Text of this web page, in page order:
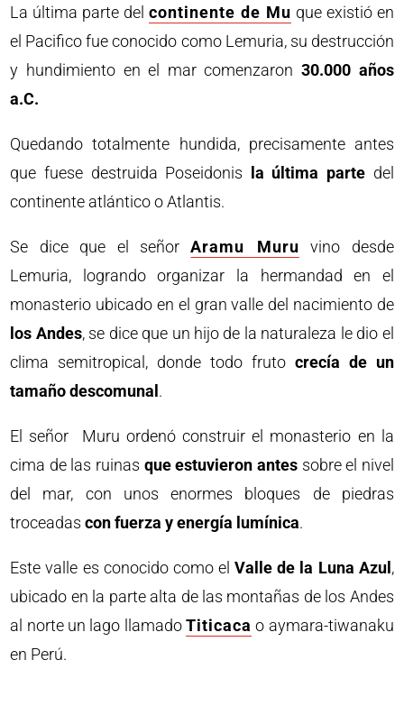
La última parte delcontinente de Mu que existió en
el Pacifico fue conocido como Lemuria, su destrucción
y hundimiento en el mar comenzaron30.000 años
a.C.
Quedando totalmente hundida, precisamente antes
que fuese destruida Poseidonis
la última parte del
continente atlántico o Atlantis.
Se dice que el señorAramu Muru vino desde
Lemuria, logrando organizar la hermandad en el
monasterio ubicado en el gran valle del nacimiento de
los Andes, se dice que un hijo de la naturaleza le dio el
clima semitropical, donde todo fruto crecía de un
tamaño descomunal .
El señor Muru ordenó construir el monasterio en la
cima de las ruinas que estuvieron antessobre el nivel
del mar, con unos enormes bloques de piedras
troceadascon fuerza y energía lumínica.
Este valle es conocido como elValle de la Luna Azul ,
ubicado en la parte alta de las montañas de los Andes
al norte un lago llamadoTiticaca o aymara-tiwanaku
en Perú.